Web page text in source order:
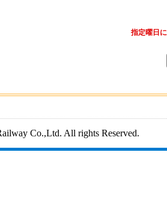
指定曜日